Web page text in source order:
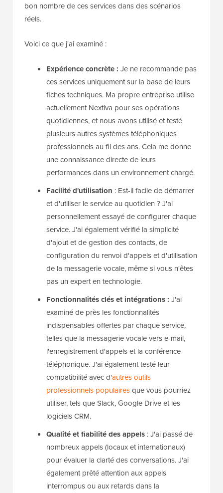
bon nombre de ces services dans des scénarios
réels.
Voici ce que j'ai examiné :
Expérience concrète : Je ne recommande pas
ces services uniquement sur la base de leurs
fiches techniques. Ma propre entreprise utilise
actuellement Nextiva pour ses opérations
quotidiennes, et nous avons utilisé et testé
plusieurs autres systèmes téléphoniques
professionnels au fil des ans. Cela me donne
une connaissance directe de leurs
performances dans un environnement chargé.
Facilité d'utilisation : Est-il facile de démarrer
et d'utiliser le service au quotidien ? J'ai
personnellement essayé de configurer chaque
service. J'ai également vérifié la simplicité
d'ajout et de gestion des contacts, de
configuration du renvoi d'appels et d'utilisation
de la messagerie vocale, même si vous n'êtes
pas un expert en technologie.
Fonctionnalités clés et intégrations : J'ai
examiné de près les fonctionnalités
indispensables offertes par chaque service,
telles que la messagerie vocale vers e-mail,
l'enregistrement d'appels et la conférence
téléphonique. J'ai également testé leur
compatibilité avec d'autres outils
professionnels populairesque vous pourriez
utiliser, tels que Slack, Google Drive et les
logiciels CRM.
Qualité et fiabilité des appels : J'ai passé de
nombreux appels (locaux et internationaux)
pour évaluer la clarté des conversations. J'ai
également prêté attention aux appels
interrompus ou aux retards dans la